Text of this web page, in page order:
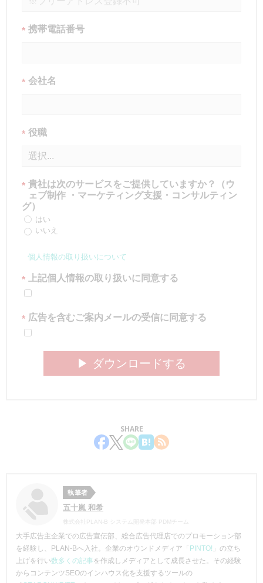
* 携帯電話番号
* 会社名
* 役職
* 貴社は次のサービスをご提供していますか？（ウ
ェブ制作 ・マーケティング支援・コンサルティン
グ）
はい
いいえ
個人情報の取り扱いについて
* 上記個人情報の取り扱いに同意する
* 広告を含むご案内メールの受信に同意する
▶︎ ダウンロードする
SHARE
執筆者
五十嵐 和希
株式会社PLAN-B システム開発本部 PDMチーム
大手広告主企業での広告宣伝部、総合広告代理店でのプロモーション部
を経験し、PLAN-Bへ入社。企業のオウンドメディア「 PINTO! 」の立ち
上げを行い数多くの記事を作成しメディアとして成長させた。その経験
からコンテンツSEOのインハウス化を支援するツールの